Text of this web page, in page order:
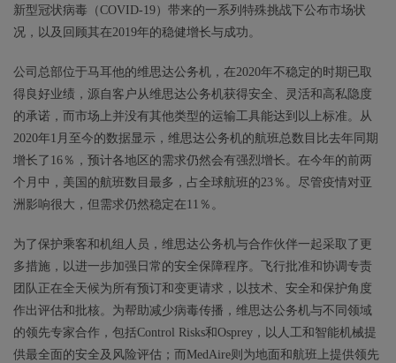
新型冠状病毒（COVID-19）带来的一系列特殊挑战下公布市场状
况，以及回顾其在2019年的稳健增长与成功。
公司总部位于马耳他的维思达公务机，在2020年不稳定的时期已取
得良好业绩，源自客户从维思达公务机获得安全、灵活和高私隐度
的承诺，而市场上并没有其他类型的运输工具能达到以上标准。从
2020年1月至今的数据显示，维思达公务机的航班总数目比去年同期
增长了16％，预计各地区的需求仍然会有强烈增长。在今年的前两
个月中，美国的航班数目最多，占全球航班的23％。尽管疫情对亚
洲影响很大，但需求仍然稳定在11％。
为了保护乘客和机组人员，维思达公务机与合作伙伴一起采取了更
多措施，以进一步加强日常的安全保障程序。飞行批准和协调专责
团队正在全天候为所有预订和变更请求，以技术、安全和保护角度
作出评估和批核。为帮助减少病毒传播，维思达公务机与不同领域
的领先专家合作，包括Control Risks和Osprey，以人工和智能机械提
供最全面的安全及风险评估；而MedAire则为地面和航班上提供领先